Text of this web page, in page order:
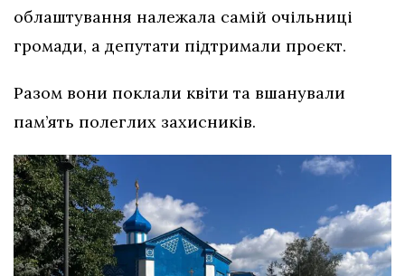
облаштування належала самій очільниці
громади, а депутати підтримали проєкт.
Разом вони поклали квіти та вшанували
пам’ять полеглих захисників.